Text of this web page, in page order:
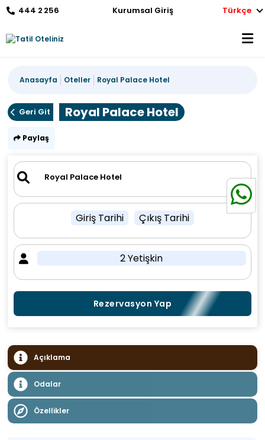
444 2 256 Kurumsal Giriş Türkçe
Anasayfa Oteller Royal Palace Hotel
Geri Git Royal Palace Hotel
Paylaş
Giriş Tarihi Çıkış Tarihi
2 Yetişkin
Rezervasyon Yap
Açıklama
Odalar
Özellikler